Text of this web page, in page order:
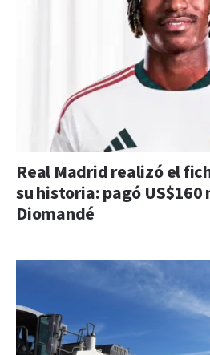
Real Madrid realizó el
su historia: pagó US$160
Diomandé